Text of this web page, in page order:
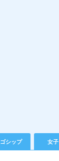
ゴシップ 女子